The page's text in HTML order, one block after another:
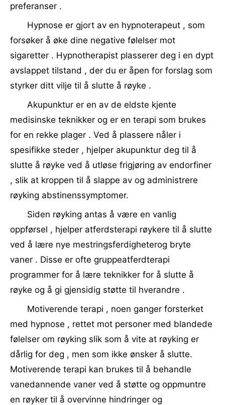
preferanser .
Hypnose er gjort av en hypnoterapeut , som
forsøker å øke dine negative følelser mot
sigaretter . Hypnotherapist plasserer deg i en dypt
avslappet tilstand , der du er åpen for forslag som
styrker ditt vilje til å slutte å røyke .
Akupunktur er en av de eldste kjente
medisinske teknikker og er en terapi som brukes
for en rekke plager . Ved å plassere nåler i
spesifikke steder , hjelper akupunktur deg til å
slutte å røyke ved å utløse frigjøring av endorfiner
, slik at kroppen til å slappe av og administrere
røyking abstinenssymptomer.
Siden røyking antas å være en vanlig
oppførsel , hjelper atferdsterapi røykere til å slutte
ved å lære nye mestringsferdigheterog bryte
vaner . Disse er ofte gruppeatferdterapi
programmer for å lære teknikker for å slutte å
røyke og å gi gjensidig støtte til hverandre .
Motiverende terapi , noen ganger forsterket
med hypnose , rettet mot personer med blandede
følelser om røyking slik som å vite at røyking er
dårlig for deg , men som ikke ønsker å slutte.
Motiverende terapi kan brukes til å behandle
vanedannende vaner ved å støtte og oppmuntre
en røyker til å overvinne hindringer og